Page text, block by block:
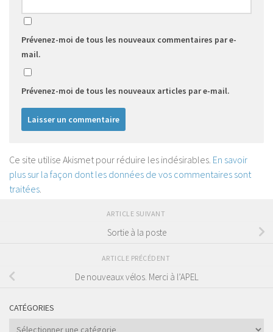
Prévenez-moi de tous les nouveaux commentaires par e-
mail.
Prévenez-moi de tous les nouveaux articles par e-mail.
Ce site utilise Akismet pour réduire les indésirables. En savoir
plus sur la façon dont les données de vos commentaires sont
traitées.
ARTICLE SUIVANT
Sortie à la poste
ARTICLE PRÉCÉDENT
De nouveaux vélos. Merci à l’APEL
CATÉGORIES
Catégories